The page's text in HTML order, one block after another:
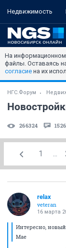
Недвижимость
На
файлы. Оставаясь
согласие на их
НГС.Форум
266324 1526
1 ...
relax
veteran
16 марта
Интересно,
Мае